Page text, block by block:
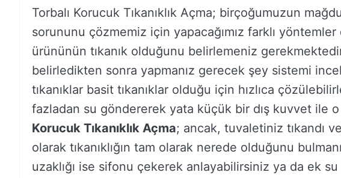
Torbalı Korucuk Tıkanıklık Açma; birçoğumuzun
sorununu çözmemiz için yapacağımız farklı
ürününün tıkanık olduğunu belirlemeniz
belirledikten sonra yapmanız gerecek şey sistemi
tıkanıklar basit tıkanıklar olduğu için hızlıca
fazladan su göndererek yata küçük bir dış kuvvet ile o
Korucuk Tıkanıklık Açma; ancak, tuvaletiniz tıkandı
olarak tıkanıklığın tam olarak nerede olduğunu
uzaklığı ise sifonu çekerek anlayabilirsiniz ya da ek